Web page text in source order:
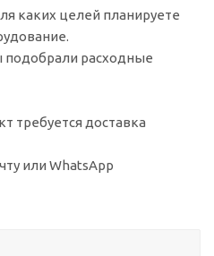
каких целей планируете
расходные
требуется доставка
или WhatsApp